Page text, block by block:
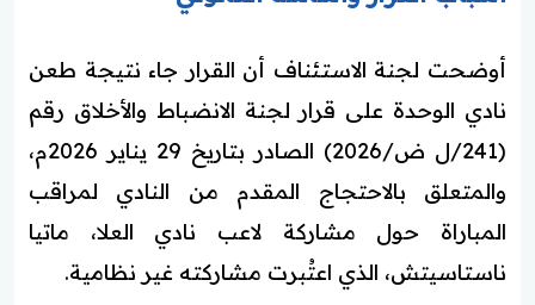
أوضحت لجنة الاستئناف أن القرار جاء نتيجة طعن
نادي الوحدة على قرار لجنة الانضباط والأخلاق رقم
(241/ل ض/2026) الصادر بتاريخ 29 يناير 2026م،
والمتعلق بالاحتجاج المقدم من النادي لمراقب
المباراة حول مشاركة لاعب نادي العلا، ماتيا
ناستاسيتش، الذي اعتُبرت مشاركته غير نظامية.